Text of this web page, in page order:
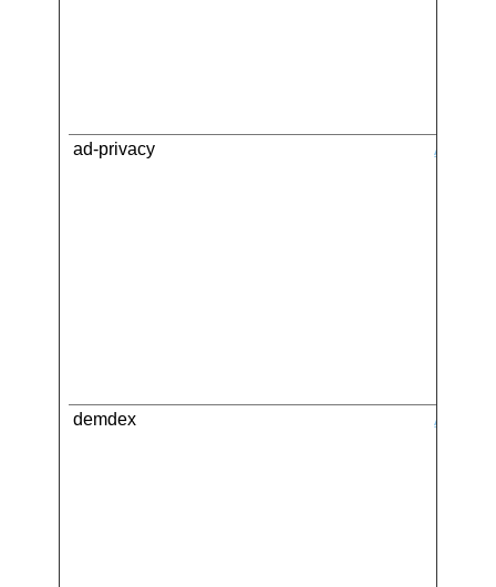
ad-privacy
demdex Adobe